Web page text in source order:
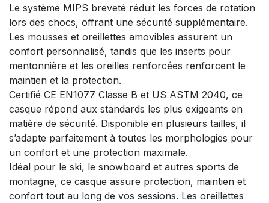
Le système MIPS breveté réduit les forces de rotation
lors des chocs, offrant une sécurité supplémentaire.
Les mousses et oreillettes amovibles assurent un
confort personnalisé, tandis que les inserts pour
mentonnière et les oreilles renforcées renforcent le
maintien et la protection.
Certifié CE EN1077 Classe B et US ASTM 2040, ce
casque répond aux standards les plus exigeants en
matière de sécurité. Disponible en plusieurs tailles, il
s’adapte parfaitement à toutes les morphologies pour
un confort et une protection maximale.
Idéal pour le ski, le snowboard et autres sports de
montagne, ce casque assure protection, maintien et
confort tout au long de vos sessions. Les oreillettes